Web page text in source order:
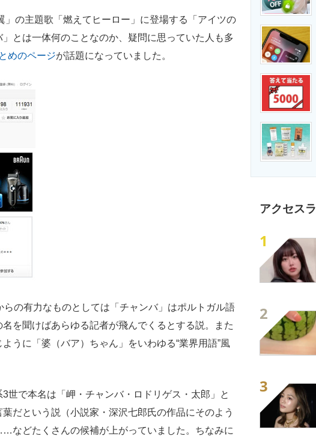
の主題歌「燃えてヒーロー」に登場する「アイツの
とは一体何のことなのか、疑問に思っていた人も多
めのページが話題になっていました。
の有力なものとしては「チャンバ」はポルトガル語
を聞けばあらゆる記者が飛んでくるとする説。また
うに「婆（バア）ちゃん」をいわゆる“業界用語”風
で本名は「岬・チャンバ・ロドリゲス・太郎」と
だという説（小説家・深沢七郎氏の作品にそのよう
などたくさんの候補が上がっていました。ちなみに
アクセス
1
2
3